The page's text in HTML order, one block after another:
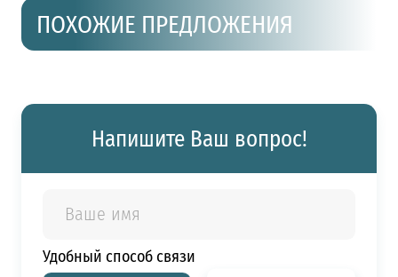
ПОХОЖИЕ ПРЕДЛОЖЕНИЯ
Напишите Ваш вопрос!
Удобный способ связи